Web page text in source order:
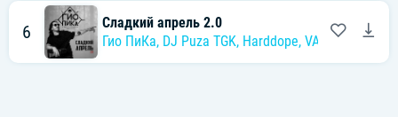
6
Сладкий апрель 2.0
Гио ПиКа, DJ Puza TGK, Harddope, VASYA MUSIC